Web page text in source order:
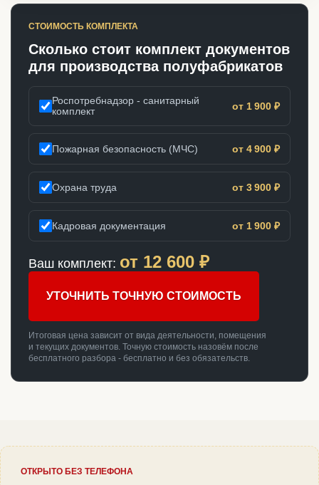
СТОИМОСТЬ КОМПЛЕКТА
Сколько стоит комплект документов
для производства полуфабрикатов
Роспотребнадзор - санитарный
комплект
от 1 900 ₽
Пожарная безопасность (МЧС) от 4 900 ₽
Охрана труда от 3 900 ₽
Кадровая документация от 1 900 ₽
Ваш комплект: от 12 600 ₽
УТОЧНИТЬ ТОЧНУЮ СТОИМОСТЬ
Итоговая цена зависит от вида деятельности, помещения
и текущих документов. Точную стоимость назовём после
бесплатного разбора - бесплатно и без обязательств.
ОТКРЫТО БЕЗ ТЕЛЕФОНА